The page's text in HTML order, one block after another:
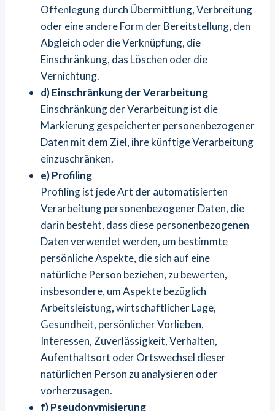
Offenlegung durch Übermittlung, Verbreitung
oder eine andere Form der Bereitstellung, den
Abgleich oder die Verknüpfung, die
Einschränkung, das Löschen oder die
Vernichtung.
d) Einschränkung der Verarbeitung
Einschränkung der Verarbeitung ist die
Markierung gespeicherter personenbezogener
Daten mit dem Ziel, ihre künftige Verarbeitung
einzuschränken.
e) Profiling
Profiling ist jede Art der automatisierten
Verarbeitung personenbezogener Daten, die
darin besteht, dass diese personenbezogenen
Daten verwendet werden, um bestimmte
persönliche Aspekte, die sich auf eine
natürliche Person beziehen, zu bewerten,
insbesondere, um Aspekte bezüglich
Arbeitsleistung, wirtschaftlicher Lage,
Gesundheit, persönlicher Vorlieben,
Interessen, Zuverlässigkeit, Verhalten,
Aufenthaltsort oder Ortswechsel dieser
natürlichen Person zu analysieren oder
vorherzusagen.
f) Pseudonymisierung